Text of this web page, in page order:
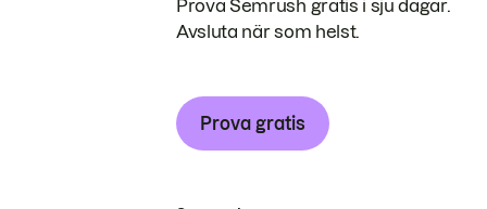
Prova Semrush gratis i sju dagar.
Avsluta när som helst.
Prova gratis